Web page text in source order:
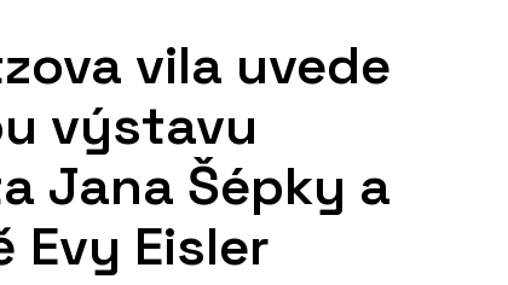
vila uvede
výstavu
Jana Šépky a
Evy Eisler